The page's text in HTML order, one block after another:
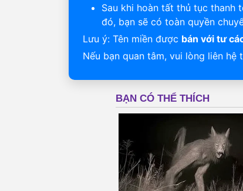
Sau khi hoàn tất thủ tục thanh
đó, bạn sẽ có toàn quyền
Lưu ý: Tên miền được bán với tư
Nếu bạn quan tâm, vui lòng liên